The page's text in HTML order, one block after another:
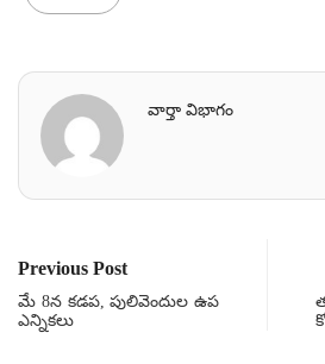
వార్తా విభాగం
Previous Post
మే 8న కడప, పులివెందుల ఉప
ఎన్నికలు